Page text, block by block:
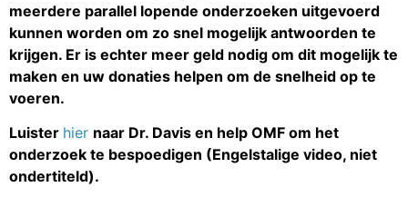
meerdere parallel lopende onderzoeken uitgevoerd
kunnen worden om zo snel mogelijk antwoorden te
krijgen. Er is echter meer geld nodig om dit mogelijk te
maken en uw donaties helpen om de snelheid op te
voeren.
Luister hier naar Dr. Davis en help OMF om het
onderzoek te bespoedigen (Engelstalige video, niet
ondertiteld).